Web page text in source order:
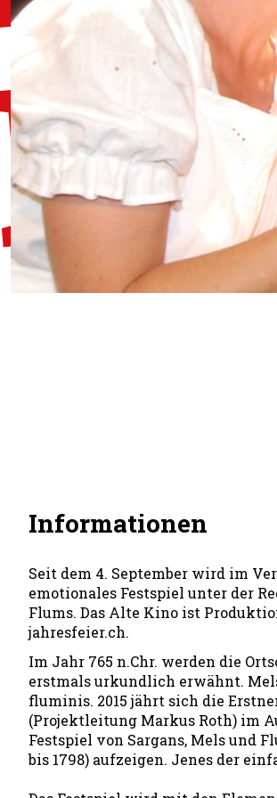
Informationen
Seit dem 4. September wird im
emotionales Festspiel unter der
Flums. Das Alte Kino ist
jahresfeier.ch.
Im Jahr 765 n.Chr. werden die
erstmals urkundlich erwähnt.
fluminis. 2015 jährt sich die
(Projektleitung Markus Roth) im
Festspiel von Sargans, Mels und
bis 1798) aufzeigen. Jenes der